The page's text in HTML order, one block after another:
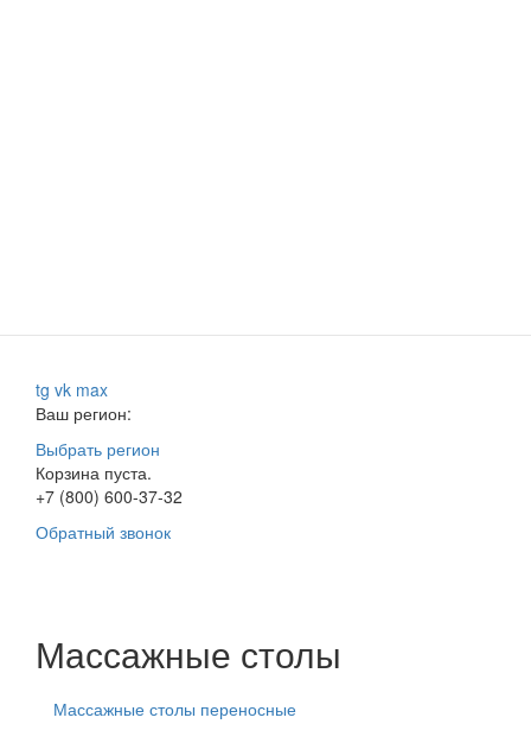
tg vk max
Ваш регион:
Выбрать регион
Корзина пуста.
+7 (800) 600-37-32
Обратный звонок
Массажные столы
Массажные столы переносные